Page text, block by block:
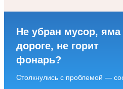
Не убран мусор, яма
дороге, не горит
фонарь?
Столкнулись с проблемой —